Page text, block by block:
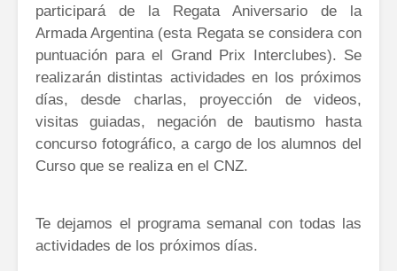
participará de la Regata Aniversario de la
Armada Argentina (esta Regata se considera con
puntuación para el Grand Prix Interclubes). Se
realizarán distintas actividades en los próximos
días, desde charlas, proyección de videos,
visitas guiadas, negación de bautismo hasta
concurso fotográfico, a cargo de los alumnos del
Curso que se realiza en el CNZ.
Te dejamos el programa semanal con todas las
actividades de los próximos días.